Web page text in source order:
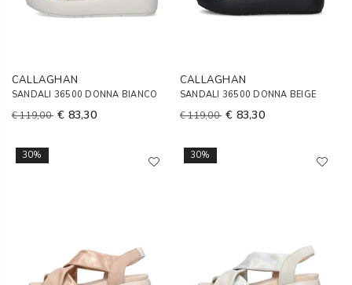
CALLAGHAN
SANDALI 36500 DONNA BIANCO
€ 119,00 € 83,30
CALLAGHAN
SANDALI 36500 DONNA BEIGE
€ 119,00 € 83,30
30% 30%